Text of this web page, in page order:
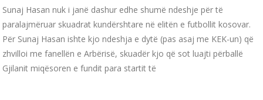
Sunaj Hasan nuk i janë dashur edhe shumë ndeshje për të
paralajmëruar skuadrat kundërshtare në elitën e futbollit kosovar.
Për Sunaj Hasan ishte kjo ndeshja e dytë (pas asaj me KEK-un) që
zhvilloi me fanellën e Arbërisë, skuadër kjo që sot luajti përballë
Gjilanit miqësoren e fundit para startit të